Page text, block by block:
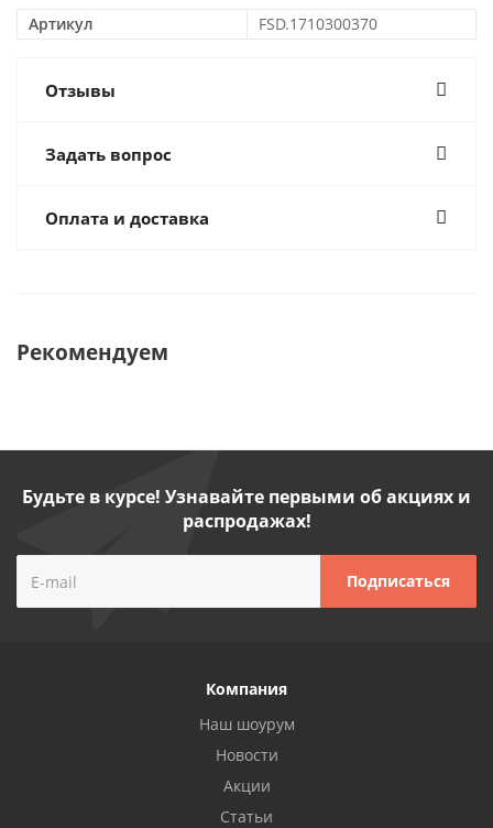
Артикул FSD.1710300370
Отзывы
Задать вопрос
Оплата и доставка
Рекомендуем
Будьте в курсе! Узнавайте первыми об акциях и
распродажах!
Компания
Наш шоурум
Новости
Акции
Статьи